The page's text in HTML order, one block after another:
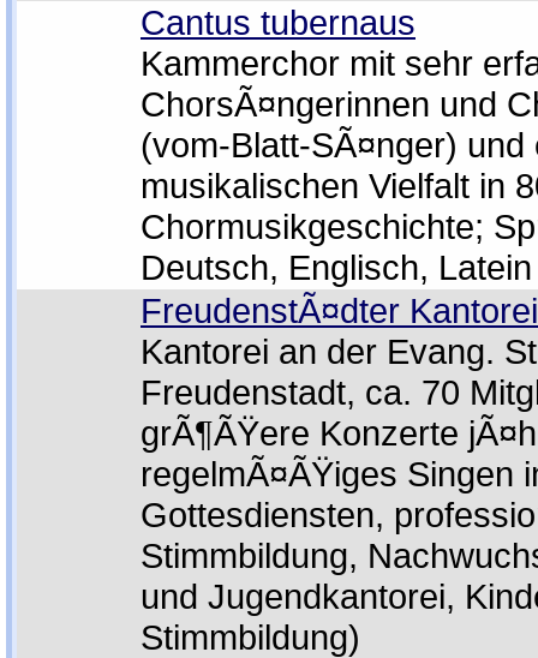
Cantus tubernaus
Kammerchor mit sehr
ChorsÃ¤ngerinnen und
(vom-Blatt-SÃ¤nger) und
musikalischen Vielfalt in
Chormusikgeschichte;
Deutsch, Englisch, Latein
FreudenstÃ¤dter Kantorei
Kantorei an der Evang.
Freudenstadt, ca. 70
grÃ¶ÃŸere Konzerte
regelmÃ¤ÃŸiges Singen
Gottesdiensten,
Stimmbildung,
und Jugendkantorei,
Stimmbildung)